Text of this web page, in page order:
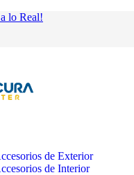
lo Real!
de Exterior
de Interior